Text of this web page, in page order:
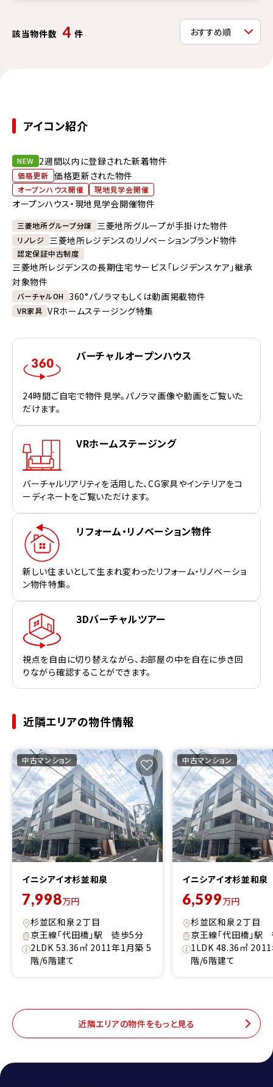
該当物件数 4 件
アイコン紹介
NEW 2週間以内に登録された新着物件
価格更新 価格更新された物件
オープンハウス開催 現地見学会開催
オープンハウス・現地見学会開催物件
三菱地所グループ分譲 三菱地所グループが手掛けた物件
リノレジ 三菱地所レジデンスのリノベーションブランド物件
認定保証中古制度
三菱地所レジデンスの長期住宅サービス「レジデンスケア」継承
対象物件
バーチャルOH 360°パノラマもしくは動画掲載物件
VR家具 VRホームステージング特集
バーチャルオープンハウス
24時間ご自宅で物件見学。パノラマ画像や動画をご覧いた
だけます。
VRホームステージング
バーチャルリアリティを活用した、CG家具やインテリアをコ
ーディネートをご覧いただけます。
リフォーム・リノベーション物件
新しい住まいとして生まれ変わったリフォーム・リノベーショ
ン物件特集。
3Dバーチャルツアー
視点を自由に切り替えながら、お部屋の中を自在に歩き回
りながら確認することができます。
近隣エリアの物件情報
中古マンション
イニシアイオ杉並和泉
7,998万円
杉並区和泉２丁目
京王線「代田橋」駅 徒歩5分
2LDK 53.36㎡ 2011年1月築 5
階/6階建て
中古マンション
イニシアイオ杉並和泉
6,599万円
杉並区和泉２丁目
京王線「代田橋」駅
1LDK 48.36㎡
階/6階建て
近隣エリアの物件をもっと見る